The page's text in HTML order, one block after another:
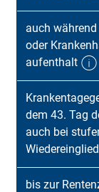
auch während
oder
aufenthalt
dem 43. Tag
auch bei
bis zur